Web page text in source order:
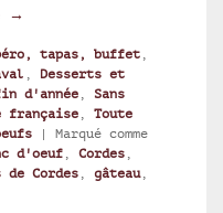
Croquants de Cordes
→
tapas, buffet ,
, Desserts et
d'année , Sans
française , Toute
| Marqué comme
d'oeuf , Cordes ,
de Cordes , gâteau,